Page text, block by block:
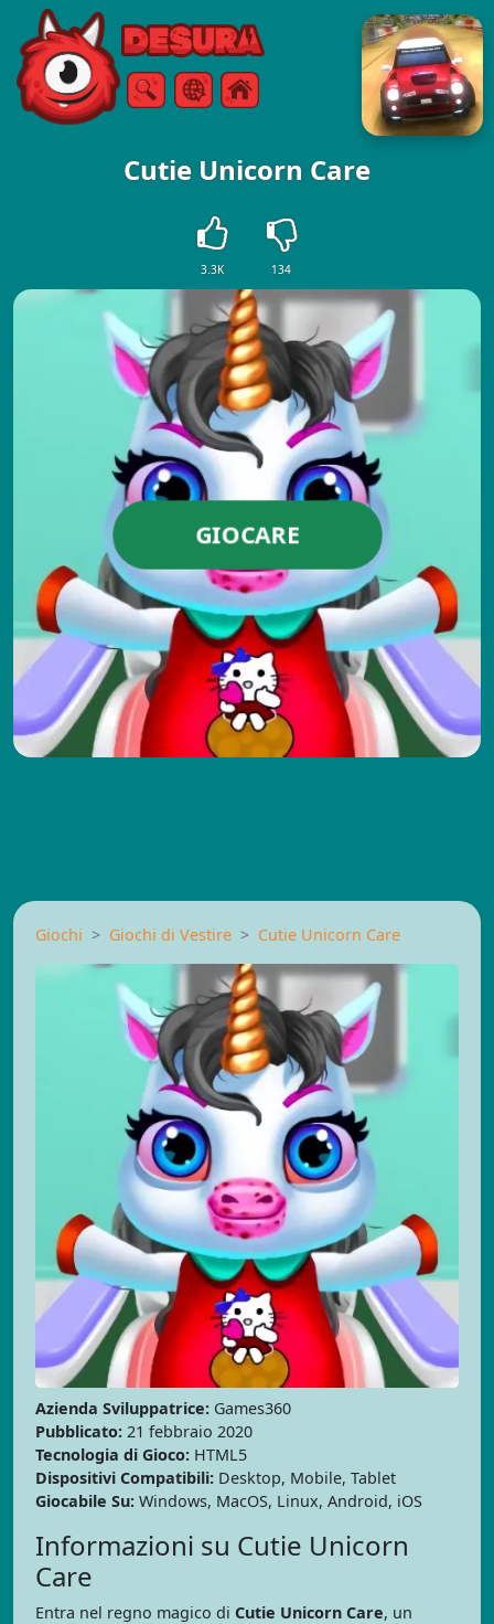
Free Online Games
RicercaMenù
Cutie Unicorn Care
3.3K 134
GIOCARE
Giochi Giochi di Vestire Cutie Unicorn Care
Azienda Sviluppatrice: Games360
Pubblicato: 21 febbraio 2020
Tecnologia di Gioco: HTML5
Dispositivi Compatibili: Desktop, Mobile, Tablet
Giocabile Su: Windows, MacOS, Linux, Android, iOS
Informazioni su Cutie Unicorn
Care
Entra nel regno magico di Cutie Unicorn Care, un